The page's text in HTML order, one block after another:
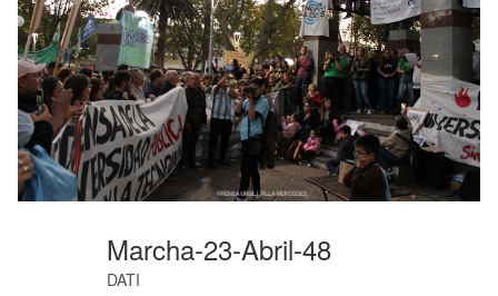
Marcha-23-Abril-48
DATI